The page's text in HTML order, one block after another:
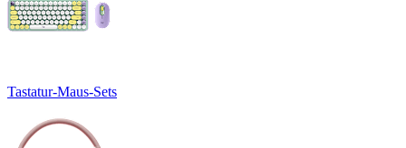
Tastatur-Maus-Sets